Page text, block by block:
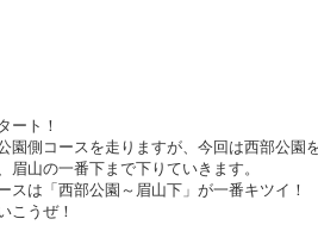
ート！
園側コースを走りますが、今回は西部公園
眉山の一番下まで下りていきます。
スは「西部公園～眉山下」が一番キツイ！
こうぜ！